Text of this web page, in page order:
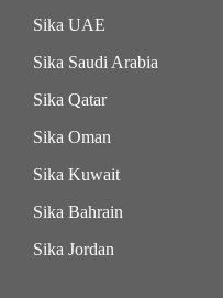
Sika UAE
Sika Saudi Arabia
Sika Qatar
Sika Oman
Sika Kuwait
Sika Bahrain
Sika Jordan